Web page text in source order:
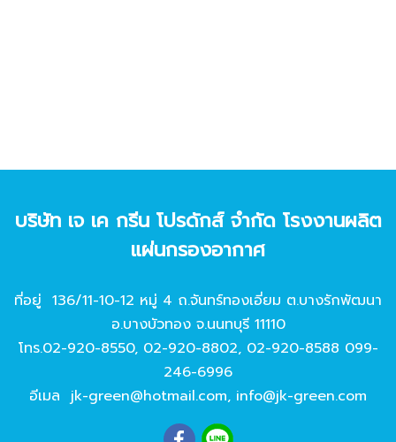
บริษัท เจ เค กรีน โปรดักส์ จํากัด โรงงานผลิต
แผ่นกรองอากาศ
ที่อยู่ 136/11-10-12 หมู่ 4 ถ.จันทร์ทองเอี่ยม ต.บางรักพัฒนา
อ.บางบัวทอง จ.นนทบุรี 11110
โทร.02-920-8550, 02-920-8802, 02-920-8588 099-
246-6996
อีเมล jk-green@hotmail.com, info@jk-green.com